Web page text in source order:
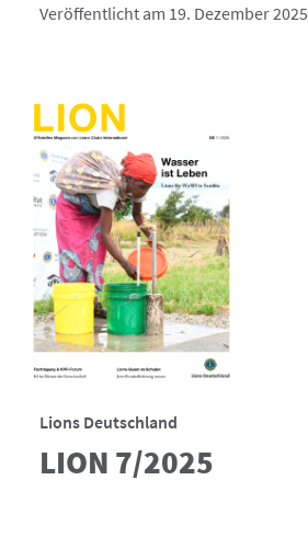
Veröffentlicht am 19. Dezember 2025
Lions Deutschland
LION 7/2025